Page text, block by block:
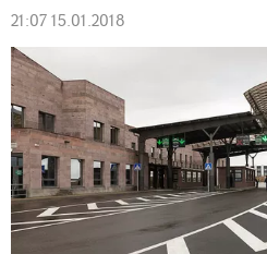
21:07 15.01.2018